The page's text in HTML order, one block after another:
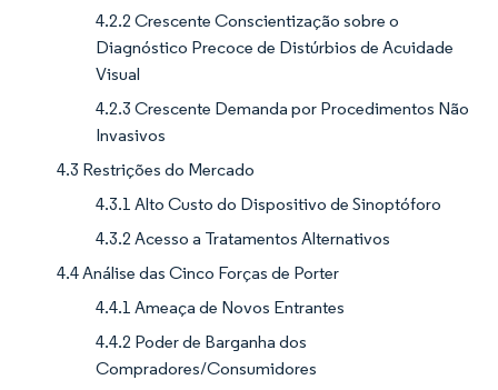
4.2.2 Crescente Conscientização sobre o
Diagnóstico Precoce de Distúrbios de Acuidade
Visual
4.2.3 Crescente Demanda por Procedimentos Não
Invasivos
4.3 Restrições do Mercado
4.3.1 Alto Custo do Dispositivo de Sinoptóforo
4.3.2 Acesso a Tratamentos Alternativos
4.4 Análise das Cinco Forças de Porter
4.4.1 Ameaça de Novos Entrantes
4.4.2 Poder de Barganha dos
Compradores/Consumidores